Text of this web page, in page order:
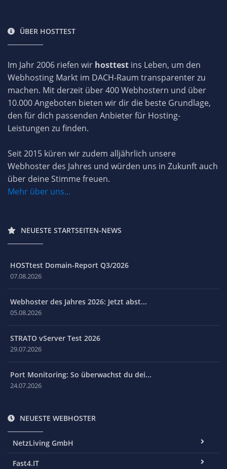
ÜBER HOSTTEST
Im Jahr 2006 riefen wir hosttest ins Leben, um den
Webhosting Markt im DACH-Raum transparenter zu
machen. Mit derzeit über 400 Webhostern und über
10.000 Angeboten bieten wir dir die beste Grundlage,
den für dich passenden Anbieter für Hosting-
Leistungen zu finden.
Seit 2015 küren wir zudem alljährlich unsere
Webhoster des Jahres und würden uns in Zukunft auch
über deine Stimme freuen.
Mehr über uns...
NEUESTE STARTSEITEN-NEWS
HOSTtest Domain-Report Q3/2026
07.08.2026
Webhoster des Jahres 2026: Jetzt abst...
05.08.2026
STRATO vServer Test 2026
29.07.2026
Port Monitoring: So überwachst du dei...
24.07.2026
NEUESTE WEBHOSTER
NetzLiving GmbH
Fast4.IT